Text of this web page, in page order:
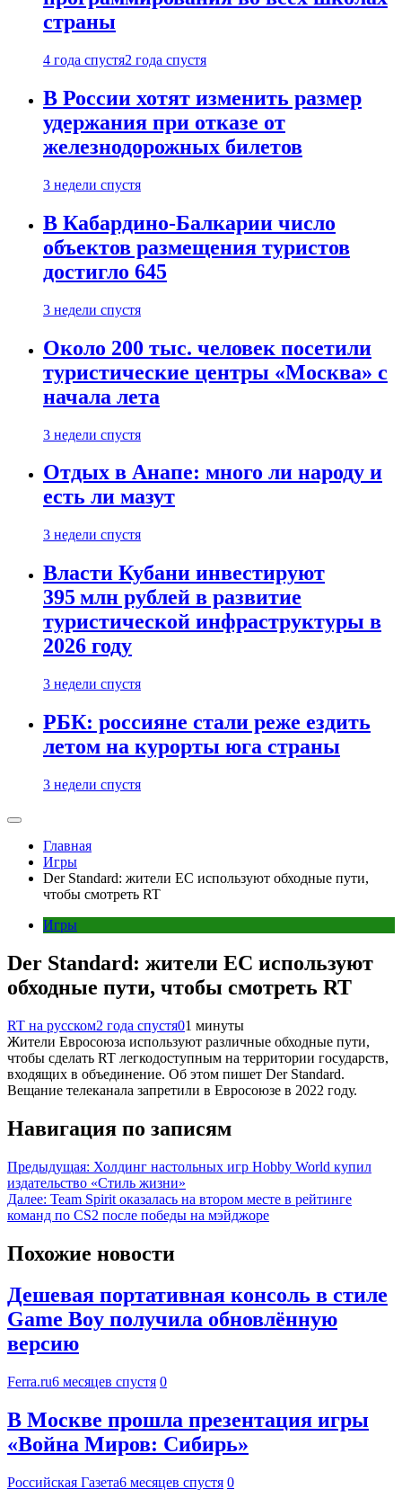
страны
4 года спустя2 года спустя
В России хотят изменить размер
удержания при отказе от
железнодорожных билетов
3 недели спустя
В Кабардино-Балкарии число
объектов размещения туристов
достигло 645
3 недели спустя
Около 200 тыс. человек посетили
туристические центры «Москва» с
начала лета
3 недели спустя
Отдых в Анапе: много ли народу и
есть ли мазут
3 недели спустя
Власти Кубани инвестируют
395 млн рублей в развитие
туристической инфраструктуры в
2026 году
3 недели спустя
РБК: россияне стали реже ездить
летом на курорты юга страны
3 недели спустя
Главная
Игры
Der Standard: жители ЕС используют обходные пути,
чтобы смотреть RT
Игры
Der Standard: жители ЕС используют
обходные пути, чтобы смотреть RT
RT на русском2 года спустя01 минуты
Жители Евросоюза используют различные обходные пути,
чтобы сделать RT легкодоступным на территории государств,
входящих в объединение. Об этом пишет Der Standard.
Вещание телеканала запретили в Евросоюзе в 2022 году.
Навигация по записям
Предыдущая: Холдинг настольных игр Hobby World купил
издательство «Стиль жизни»
Далее: Team Spirit оказалась на втором месте в рейтинге
команд по CS2 после победы на мэйджоре
Похожие новости
Дешевая портативная консоль в стиле
Game Boy получила обновлённую
версию
Ferra.ru6 месяцев спустя 0
В Москве прошла презентация игры
«Война Миров: Сибирь»
Российская Газета6 месяцев спустя 0